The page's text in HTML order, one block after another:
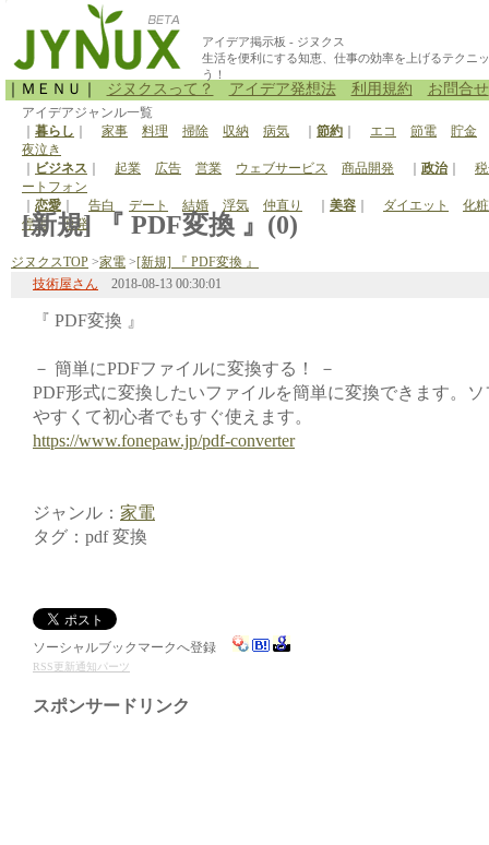
アイデア掲示板 - ジヌクス
生活を便利にする知恵、仕事の効率を上げるテクニ
う！
｜ＭＥＮＵ｜ ジヌクスって？ アイデア発想法 利用規約 お問合せ
アイデアジャンル一覧
暮らし 家事 料理 掃除 収納 病気 節約 エコ 節電
貯金
夜泣き
ビジネス 起業 広告 営業 ウェブサービス 商品開発 政治｜
ートフォン
恋愛 告白 デート 結婚 浮気 仲直り 美容 ダイエット
化
停電
原発
[新規] 『 PDF変換 』(0)
ジヌクスTOP >家電 >[新規] 『 PDF変換 』
技術屋さん 2018-08-13 00:30:01
『 PDF変換 』
－ 簡単にPDFファイルに変換する！ －
PDF形式に変換したいファイルを簡単に変換できます。
やすくて初心者でもすぐ使えます。
https://www.fonepaw.jp/pdf-converter
ジャンル： 家電
タグ：pdf 変換
ソーシャルブックマークへ登録
RSS更新通知パーツ
スポンサードリンク